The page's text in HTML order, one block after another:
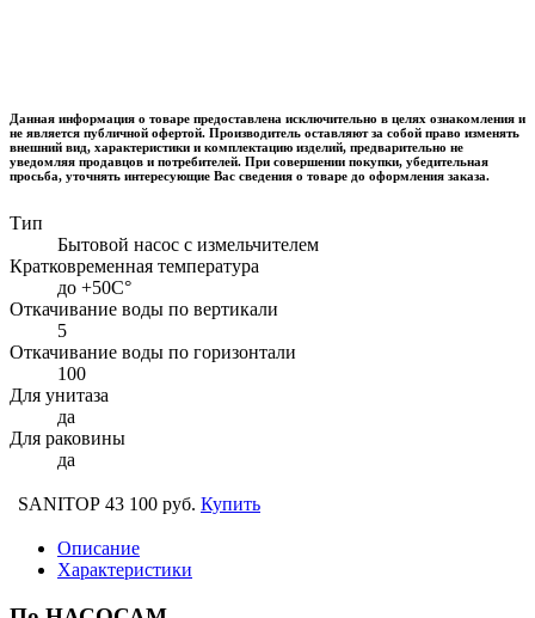
Данная информация о товаре предоставлена исключительно в целях ознакомления и
не является публичной офертой. Производитель оставляют за собой право изменять
внешний вид, характеристики и комплектацию изделий, предварительно не
уведомляя продавцов и потребителей. При совершении покупки, убедительная
просьба, уточнять интересующие Вас сведения о товаре до оформления заказа.
Тип
Бытовой насос с измельчителем
Кратковременная температура
до +50С°
Откачивание воды по вертикали
5
Откачивание воды по горизонтали
100
Для унитаза
да
Для раковины
да
SANITOP 43 100 руб. Купить
Описание
Характеристики